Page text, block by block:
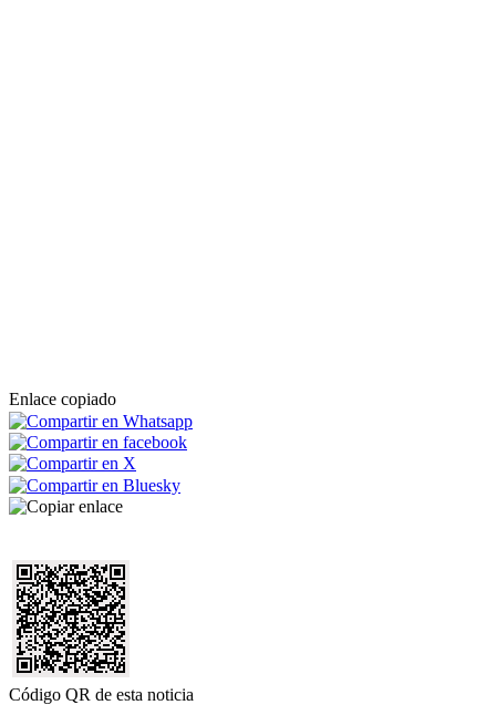
Enlace copiado
Código QR de esta noticia